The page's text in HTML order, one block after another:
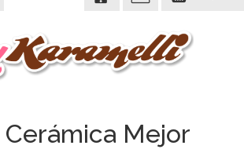
Cerámica Mejor